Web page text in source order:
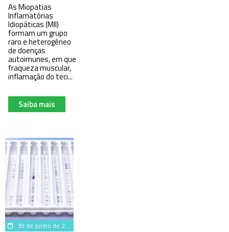
As Miopatias
Inflamatórias
Idiopáticas (MII)
formam um grupo
raro e heterogêneo
de doenças
autoimunes, em que
fraqueza muscular,
inflamação do teci...
Saiba mais
30 de Junho de 2026